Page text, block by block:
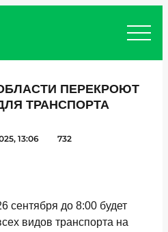
ПЕРЕКРОЮТ
ТРАНСПОРТА
13:06 732
сентября до 8:00 будет
видов транспорта на